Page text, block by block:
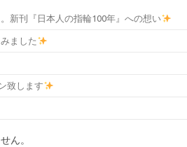
新刊『日本人の指輪100年』への想い
ました
致します
ん。